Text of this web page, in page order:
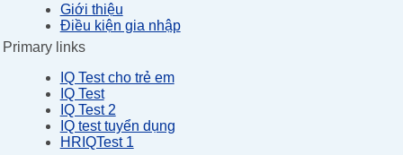
Giới thiệu
Điều kiện gia nhập
Primary links
IQ Test cho trẻ em
IQ Test
IQ Test 2
IQ test tuyển dụng
HRIQTest 1